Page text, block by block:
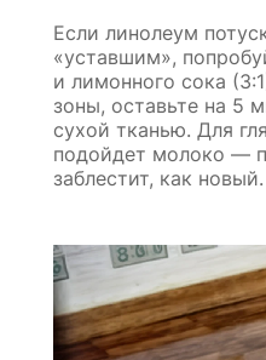
Если линолеум
«уставшим»,
и лимонного сока
зоны, оставьте на 5
сухой тканью. Для
подойдет молоко —
заблестит, как новый.